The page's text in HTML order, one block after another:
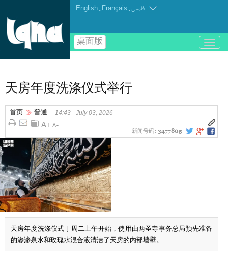
English . Français .فارسی
桌面版
باز
و
天房年度洗涤仪式举行
首页 普通 14:43 - July 03, 2026
新闻号码: 3477805
天房年度洗涤仪式于周二上午开始，使用由两圣寺事务总局预先准备
的渗渗泉水和玫瑰水混合液清洁了天房的内部墙壁。